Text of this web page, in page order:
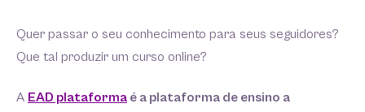
Quer passar o seu conhecimento para seus seguidores?
Que tal produzir um curso online?
A EAD plataforma é a plataforma de ensino a